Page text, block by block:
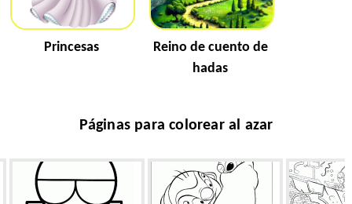
Princesas
Reino de cuento de
hadas
Páginas para colorear al azar